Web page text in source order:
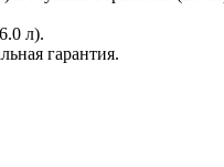
л).
гарантия.